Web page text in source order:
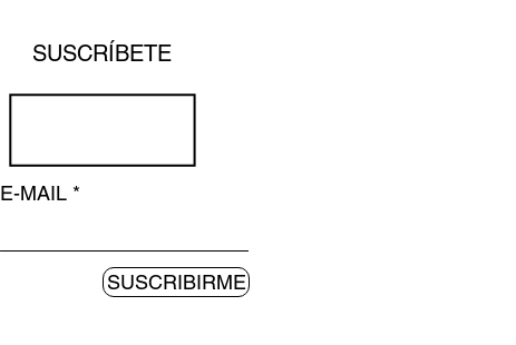
SUSCRÍBETE
E-MAIL
SUSCRIBIRME